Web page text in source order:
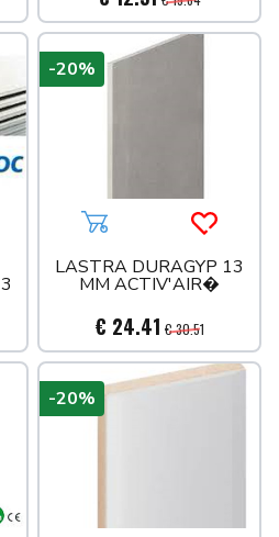
più tardiAggiungi al carrello
LASTRA DURAGYP 13
MM ACTIV'AIR�
€ 24.41 € 30.51
-20%
-20%